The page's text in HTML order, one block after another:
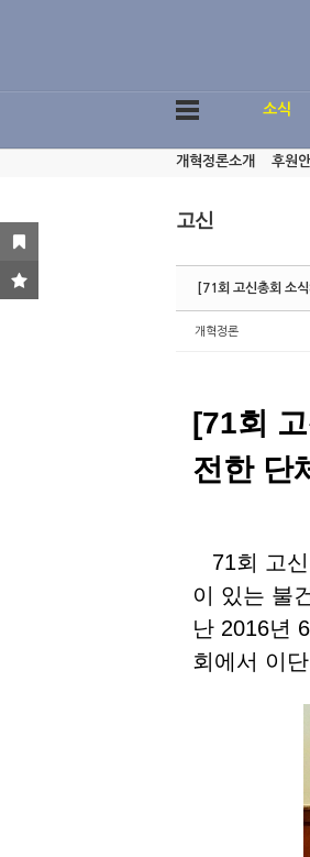
소식
개혁정론소개 후원
고신
[71회 고신총회 소
개혁정론
[71회
전한 단
71회 고신
이 있는 불
난 2016년
회에서 이
Sketchbook5, 스케
Sketchbook5, 스케치